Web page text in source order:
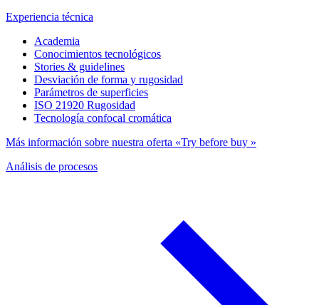
Experiencia técnica
Academia
Conocimientos tecnológicos
Stories & guidelines
Desviación de forma y rugosidad
Parámetros de superficies
ISO 21920 Rugosidad
Tecnología confocal cromática
Más información sobre nuestra oferta «Try before buy »
Análisis de procesos